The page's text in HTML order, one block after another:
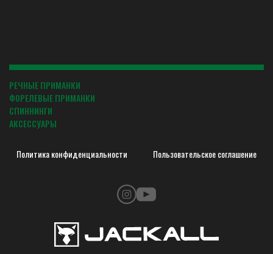
РЕЧНЫЕ ПРИМАНКИ
ФОРЕЛЕВЫЕ ПРИМАНКИ
СПИННИНГИ
АКСЕССУАРЫ
Политика конфиденциальности Пользовательское соглашение